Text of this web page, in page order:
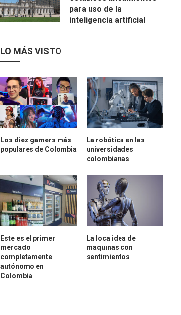
para uso de la
inteligencia artificial
LO MÁS VISTO
Los diez gamers más
populares de Colombia
La robótica en las
universidades
colombianas
Este es el primer
mercado
completamente
autónomo en
Colombia
La loca idea de
máquinas con
sentimientos